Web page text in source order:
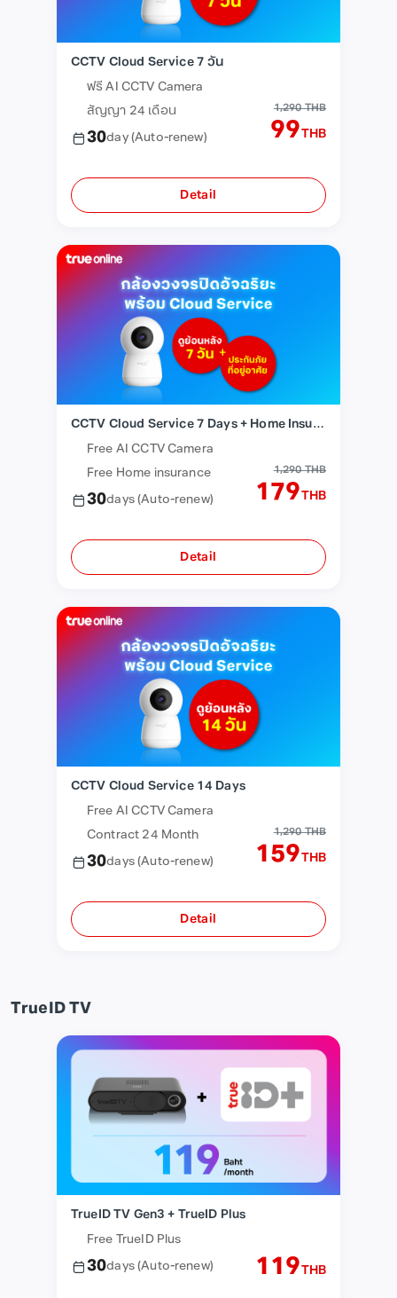
CCTV Cloud Service 7 วัน
ฟรี AI CCTV Camera
สัญญา 24 เดือน
30day(Auto-renew)
1,290 THB
99THB
Detail
CCTV Cloud Service 7 Days + Home Insurance
Free AI CCTV Camera
Free Home insurance
30days(Auto-renew)
1,290 THB
179THB
Detail
CCTV Cloud Service 14 Days
Free AI CCTV Camera
Contract 24 Month
30days(Auto-renew)
1,290 THB
159THB
Detail
TrueID TV
TrueID TV Gen3 + TrueID Plus
Free TrueID Plus
30days(Auto-renew) 119THB